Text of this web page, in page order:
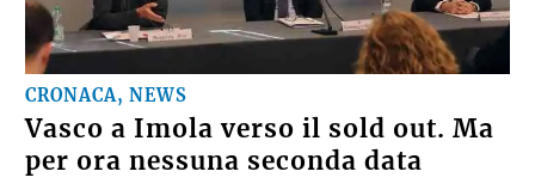
CRONACA, NEWS
Vasco a Imola verso il sold out. Ma
per ora nessuna seconda data